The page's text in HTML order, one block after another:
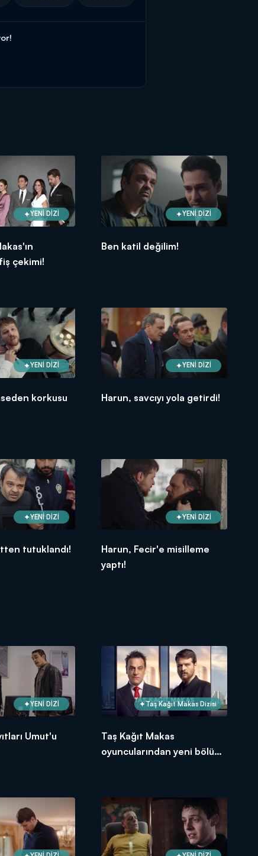
YENİ DİZİ
çekimi!
YENİ DİZİ
Ben katil değilim!
YENİ DİZİ
korkusu
YENİ DİZİ
Harun, savcıyı yola getirdi!
YENİ DİZİ
tutuklandı!
YENİ DİZİ
Harun, Fecir'e misilleme
yaptı!
YENİ DİZİ
Umut'u
Taş Kağıt Makas Dizisi
Taş Kağıt Makas
oyuncularından yeni bölüm